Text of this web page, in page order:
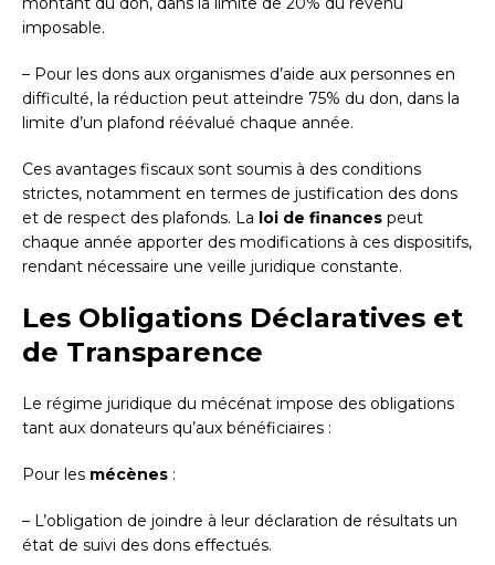
imposable.
– Pour les dons aux organismes d’aide aux personnes en
difficulté, la réduction peut atteindre 75% du don, dans la
limite d’un plafond réévalué chaque année.
Ces avantages fiscaux sont soumis à des conditions
strictes, notamment en termes de justification des dons
et de respect des plafonds. La loi de finances peut
chaque année apporter des modifications à ces dispositifs,
rendant nécessaire une veille juridique constante.
Les Obligations Déclaratives et
de Transparence
Le régime juridique du mécénat impose des obligations
tant aux donateurs qu’aux bénéficiaires :
Pour les mécènes :
– L’obligation de joindre à leur déclaration de résultats un
état de suivi des dons effectués.